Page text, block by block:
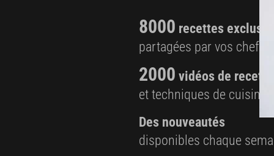
8000 recettes
partagées par vos chefs
2000 vidéos de recettes
et techniques de cuisine
Des nouveautés
disponibles chaque